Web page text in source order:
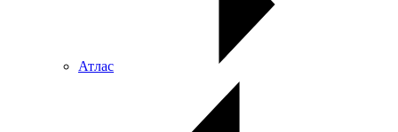
Атлас